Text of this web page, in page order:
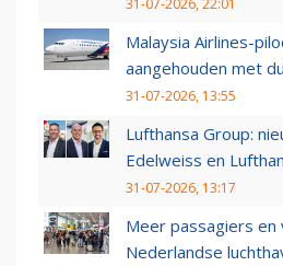
31-07-2026, 22:01
Malaysia Airlines-
aangehouden met
31-07-2026, 13:55
Lufthansa Group:
Edelweiss en
31-07-2026, 13:17
Meer passagiers en
Nederlandse